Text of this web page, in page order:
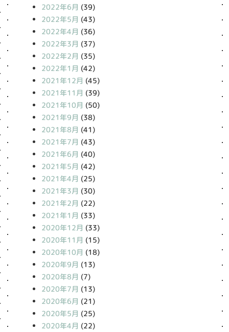
2022年6月 (39)
2022年5月 (43)
2022年4月 (36)
2022年3月 (37)
2022年2月 (35)
2022年1月 (42)
2021年12月 (45)
2021年11月 (39)
2021年10月 (50)
2021年9月 (38)
2021年8月 (41)
2021年7月 (43)
2021年6月 (40)
2021年5月 (42)
2021年4月 (25)
2021年3月 (30)
2021年2月 (22)
2021年1月 (33)
2020年12月 (33)
2020年11月 (15)
2020年10月 (18)
2020年9月 (13)
2020年8月 (7)
2020年7月 (13)
2020年6月 (21)
2020年5月 (25)
2020年4月 (22)